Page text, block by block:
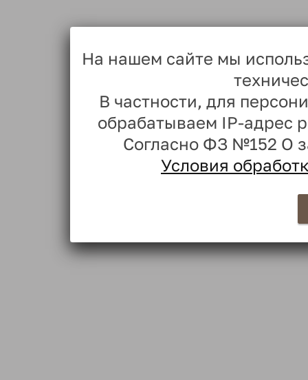
На нашем сайте мы
В частности, для
обрабатываем IP-адрес
Согласно ФЗ №152 О
Условия